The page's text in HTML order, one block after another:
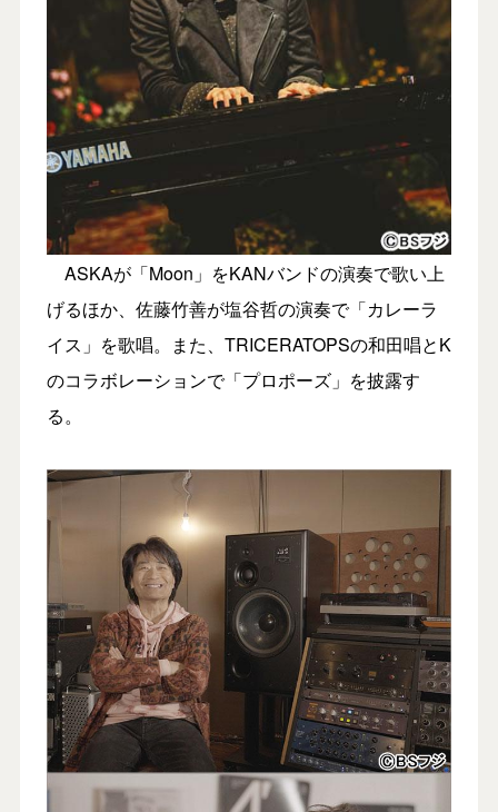
ASKAが「Moon」をKANバンドの演奏で歌い上
げるほか、佐藤竹善が塩谷哲の演奏で「カレーラ
イス」を歌唱。また、TRICERATOPSの和田唱とK
のコラボレーションで「プロポーズ」を披露す
る。